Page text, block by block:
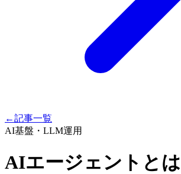
←記事一覧
AI基盤・LLM運用
AIエージェントと